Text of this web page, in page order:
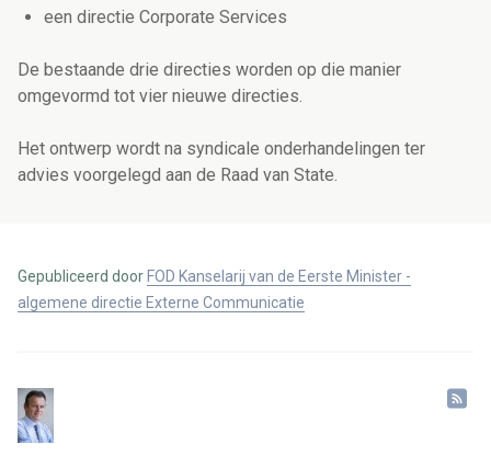
een directie Corporate Services
De bestaande drie directies worden op die manier
omgevormd tot vier nieuwe directies.
Het ontwerp wordt na syndicale onderhandelingen ter
advies voorgelegd aan de Raad van State.
Gepubliceerd door FOD Kanselarij van de Eerste Minister -
algemene directie Externe Communicatie